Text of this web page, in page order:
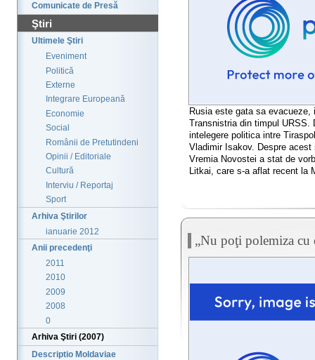
Comunicate de Presă
Ştiri
Ultimele Ştiri
Eveniment
Politică
Externe
Integrare Europeană
Economie
Social
Românii de Pretutindeni
Opinii / Editoriale
Cultură
Interviu / Reportaj
Sport
Arhiva Ştirilor
ianuarie 2012
Anii precedenţi
2011
2010
2009
2008
0
Arhiva Ştiri (2007)
Descriptio Moldaviae
Rusia este gata sa
Transnistria din timpul URSS.
intelegere politica intre
Vladimir Isakov. Despre
Vremia Novostei a stat de
Litkai, care s-a aflat recent la
„Nu poţi polemiza cu